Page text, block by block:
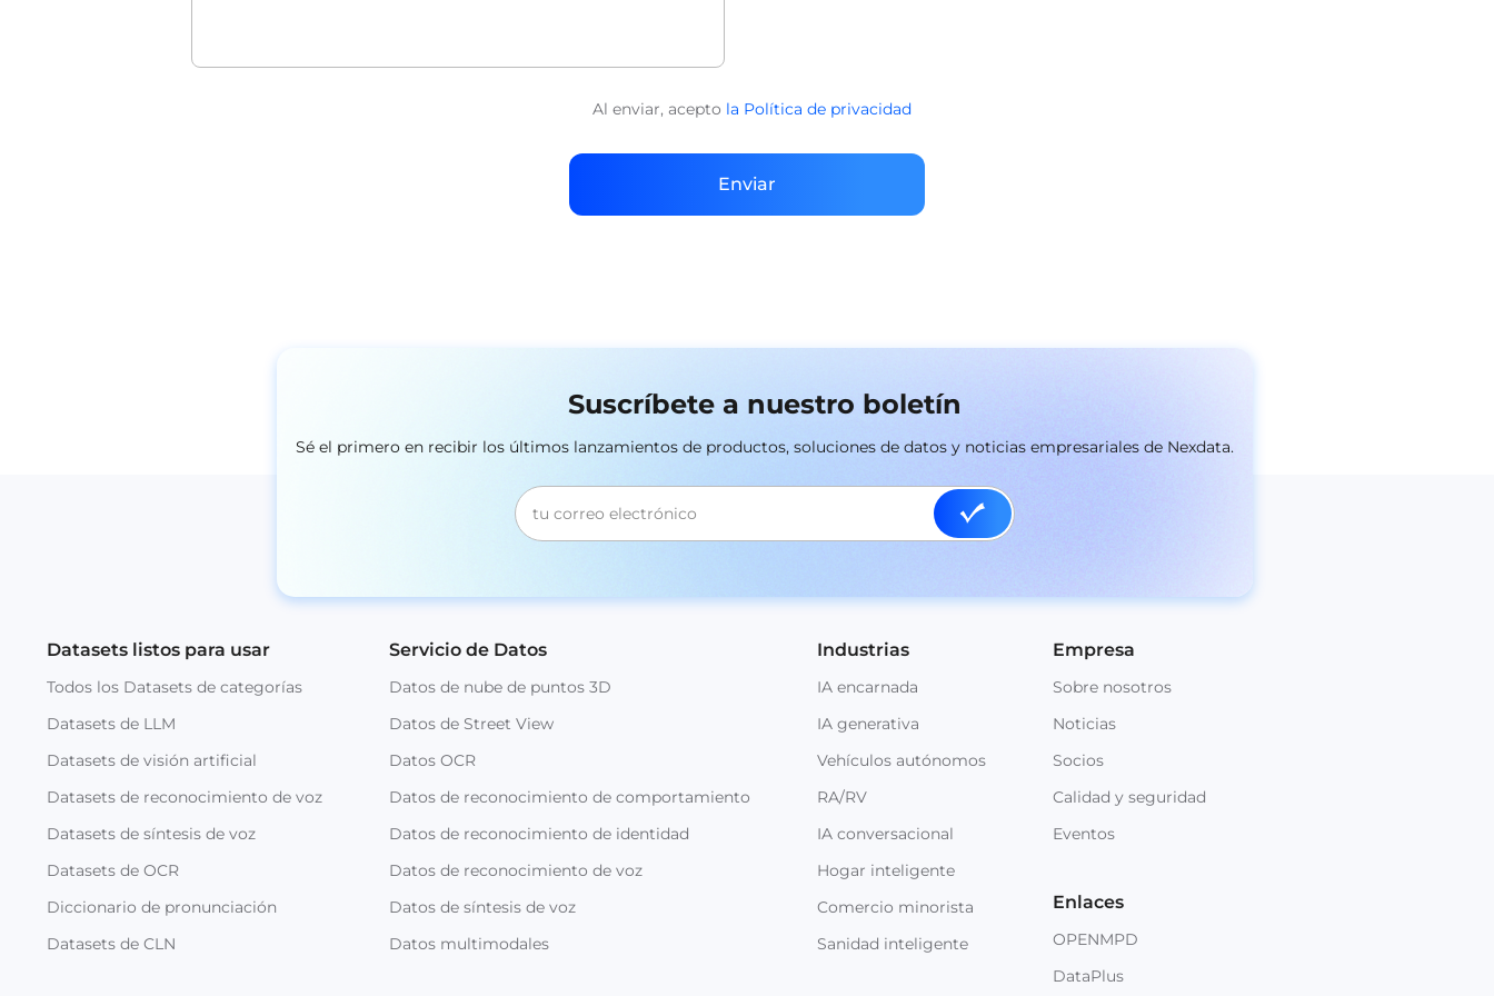
Al enviar, acepto la Política de privacidad
Enviar
Suscríbete a nuestro boletín
Sé el primero en recibir los últimos lanzamientos de productos, soluciones de datos y noticias empresariales de Nexdata.
Datasets listos para usar
Todos los Datasets de categorías
Datasets de LLM
Datasets de visión artificial
Datasets de reconocimiento de voz
Datasets de síntesis de voz
Datasets de OCR
Diccionario de pronunciación
Datasets de CLN
Servicio de Datos
Datos de nube de puntos 3D
Datos de Street View
Datos OCR
Datos de reconocimiento de comportamiento
Datos de reconocimiento de identidad
Datos de reconocimiento de voz
Datos de síntesis de voz
Datos multimodales
Industrias
IA encarnada
IA generativa
Vehículos autónomos
RA/RV
IA conversacional
Hogar inteligente
Comercio minorista
Sanidad inteligente
Empresa
Sobre nosotros
Noticias
Socios
Calidad y seguridad
Eventos
Enlaces
OPENMPD
DataPlus